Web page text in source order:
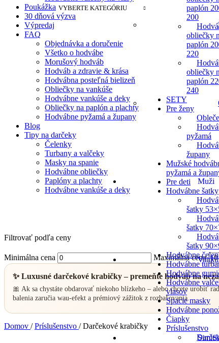
Muži
VYBERTE KATEGÓRIU
paplón
200
obliečky
paplón
220
obliečky
paplón
240
SETY
Pre ženy
pyžamá
župany
Mužské
pyžamá a
Pre deti
Hodvábne šatky
šatky
šatky
šatky
Hodvábne
Hodvábne
Hodvábne
Hodvábne
vlasov
Spacie masky
Hodvábne
Čiapky
Príslušenstvo
Poukážka
30 dňová výzva
Výpredaj
FAQ
Objednávka a doručenie
Všetko o hodvábe
Morušový hodváb
Hodváb a zdravie & krása
Hodvábna posteľná bielizeň
Obliečky na vankúše
Hodvábne vankúše a deky
Obliečky na paplón a plachty
Hodvábne pyžamá a župany
Blog
Tipy na darčeky
Čelenky
Turbany a valčeky
Masky na spanie
Hodvábne obliečky
Paplóny a plachty
Hodvábne vankúše a deky
Filtrovať podľa ceny
Minimálna cena Maximálna cena
✨ Luxusné darčekové krabičky – premeňte hodváb na
🎀 Ak sa chystáte obdarovať niekoho blízkeho – alebo chcete urobiť
balenia zaručia wau-efekt a prémiový zážitok z rozbaľovania.
Domov / Príslušenstvo / Darčekové krabičky